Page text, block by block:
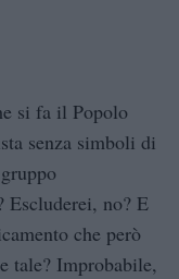
si fa il Popolo
senza simboli di
no? E
che però
tale? Improbabile,